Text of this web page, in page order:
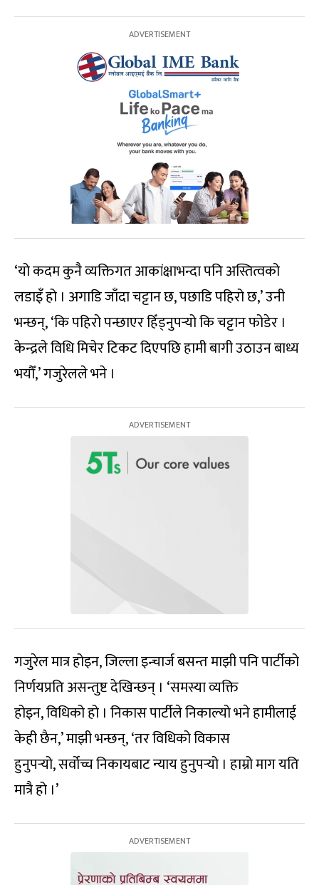
‘यो कदम कुनै व्यक्तिगत आकांक्षाभन्दा पनि अस्तित्वको
लडाइँ हो । अगाडि जाँदा चट्टान छ, पछाडि पहिरो छ,’ उनी
भन्छन्, ‘कि पहिरो पन्छाएर हिँड्नुपर्‍यो कि चट्टान फोडेर ।
केन्द्रले विधि मिचेर टिकट दिएपछि हामी बागी उठाउन बाध्य
भयौँ,’ गजुरेलले भने ।
गजुरेल मात्र होइन, जिल्ला इन्चार्ज बसन्त माझी पनि पार्टीको
निर्णयप्रति असन्तुष्ट देखिन्छन् । ‘समस्या व्यक्ति
होइन, विधिको हो । निकास पार्टीले निकाल्यो भने हामीलाई
केही छैन,’ माझी भन्छन्, ‘तर विधिको विकास
हुनुपर्‍यो, सर्वोच्च निकायबाट न्याय हुनुपर्‍यो । हाम्रो माग यति
मात्रै हो ।’